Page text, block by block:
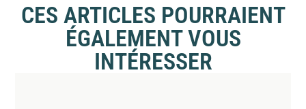
CES ARTICLES POURRAIENT
ÉGALEMENT VOUS
INTÉRESSER